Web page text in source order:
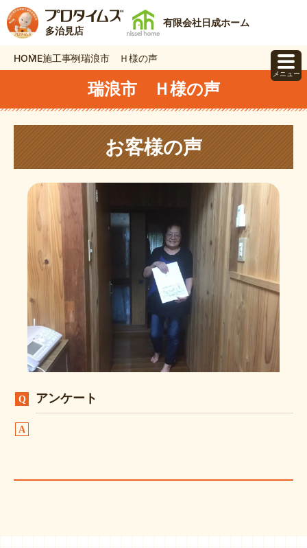
多治見店
有限会社日成ホーム
HOME施工事例瑞浪市 Ｈ様の声
瑞浪市 Ｈ様の声
お客様の声
アンケート
メニュー